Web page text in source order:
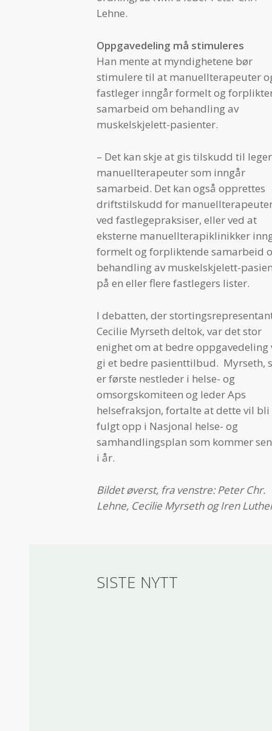
Lehne.
Oppgavedeling må stimuleres
Han mente at myndighetene bør
stimulere til at manuellterapeuter
fastleger inngår formelt og
samarbeid om behandling av
muskelskjelett-pasienter.
– Det kan skje at gis tilskudd til
manuellterapeuter som inngår
samarbeid. Det kan også opprettes
driftstilskudd for
ved fastlegepraksiser, eller ved at
eksterne manuellterapiklinikker
formelt og forpliktende samarbeid
behandling av muskelskjelett-
på en eller flere fastlegers lister.
I debatten, der
Cecilie Myrseth deltok, var det stor
enighet om at bedre oppgavedeling
gi et bedre pasienttilbud. Myrseth,
er første nestleder i helse- og
omsorgskomiteen og leder Aps
helsefraksjon, fortalte at dette vil bli
fulgt opp i Nasjonal helse- og
samhandlingsplan som kommer
i år.
Bildet øverst, fra venstre: Peter Chr.
Lehne, Cecilie Myrseth og Iren
SISTE NYTT